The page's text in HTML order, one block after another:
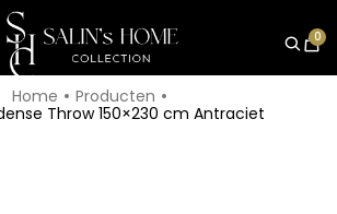
0
Home
Producten
Throw 150×230 cm Antraciet